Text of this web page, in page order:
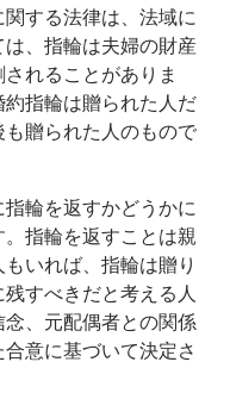
する法律は、法域に
、指輪は夫婦の財産
れることがありま
指輪は贈られた人だ
贈られた人のもので
輪を返すかどうかに
指輪を返すことは親
いれば、指輪は贈り
すべきだと考える人
、元配偶者との関係
意に基づいて決定さ